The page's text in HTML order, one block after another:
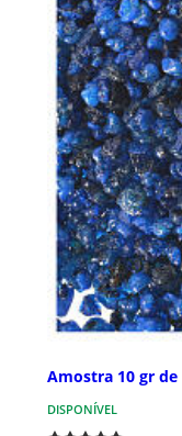
Amostra 10 gr de
DISPONÍVEL